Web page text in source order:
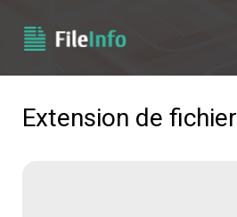
Extension de fichier